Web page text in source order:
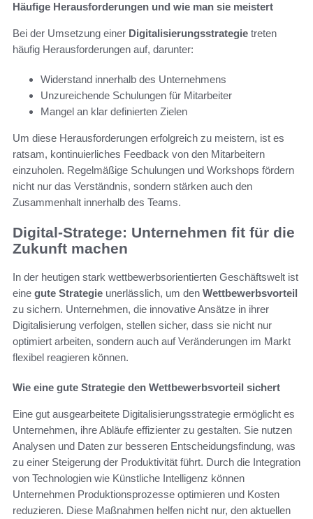
Häufige Herausforderungen und wie man sie meistert
Bei der Umsetzung einer Digitalisierungsstrategie treten
häufig Herausforderungen auf, darunter:
Widerstand innerhalb des Unternehmens
Unzureichende Schulungen für Mitarbeiter
Mangel an klar definierten Zielen
Um diese Herausforderungen erfolgreich zu meistern, ist es
ratsam, kontinuierliches Feedback von den Mitarbeitern
einzuholen. Regelmäßige Schulungen und Workshops fördern
nicht nur das Verständnis, sondern stärken auch den
Zusammenhalt innerhalb des Teams.
Digital-Stratege: Unternehmen fit für die
Zukunft machen
In der heutigen stark wettbewerbsorientierten Geschäftswelt ist
eine gute Strategie unerlässlich, um den Wettbewerbsvorteil
zu sichern. Unternehmen, die innovative Ansätze in ihrer
Digitalisierung verfolgen, stellen sicher, dass sie nicht nur
optimiert arbeiten, sondern auch auf Veränderungen im Markt
flexibel reagieren können.
Wie eine gute Strategie den Wettbewerbsvorteil sichert
Eine gut ausgearbeitete Digitalisierungsstrategie ermöglicht es
Unternehmen, ihre Abläufe effizienter zu gestalten. Sie nutzen
Analysen und Daten zur besseren Entscheidungsfindung, was
zu einer Steigerung der Produktivität führt. Durch die Integration
von Technologien wie Künstliche Intelligenz können
Unternehmen Produktionsprozesse optimieren und Kosten
reduzieren. Diese Maßnahmen helfen nicht nur, den aktuellen